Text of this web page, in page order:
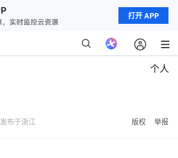
打开 APP
个人
发布于浙江 版权 举报